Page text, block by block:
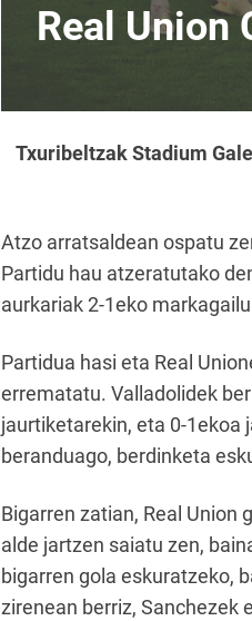
Real Union
Txuribeltzak Stadium
Atzo arratsaldean ospatu
Partidu hau atzeratutako
aurkariak 2-1eko
Partidua hasi eta Real
errematatu. Valladolidek
jaurtiketarekin, eta 0-1ekoa
beranduago, berdinketa
Bigarren zatian, Real Union
alde jartzen saiatu zen,
bigarren gola eskuratzeko,
zirenean berriz, Sanchezek